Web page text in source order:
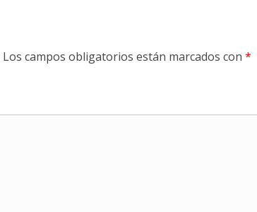
Los campos obligatorios están marcados con *